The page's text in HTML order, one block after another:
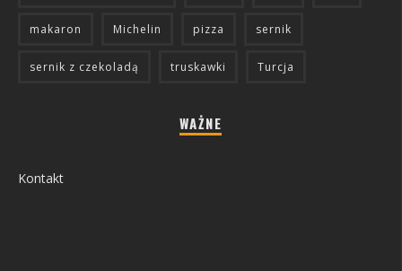
makaron Michelin pizza sernik
sernik z czekoladą truskawki Turcja
WAŻNE
Kontakt